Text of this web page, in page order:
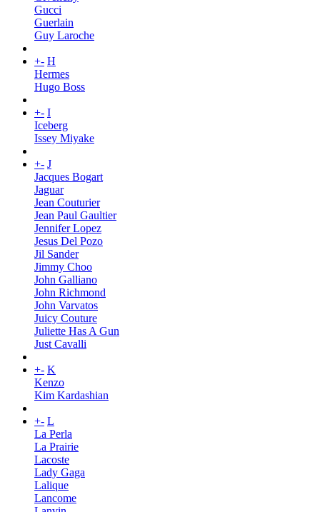
Gucci
Guerlain
Guy Laroche
+- H
Hermes
Hugo Boss
+- I
Iceberg
Issey Miyake
+- J
Jacques Bogart
Jaguar
Jean Couturier
Jean Paul Gaultier
Jennifer Lopez
Jesus Del Pozo
Jil Sander
Jimmy Choo
John Galliano
John Richmond
John Varvatos
Juicy Couture
Juliette Has A Gun
Just Cavalli
+- K
Kenzo
Kim Kardashian
+- L
La Perla
La Prairie
Lacoste
Lady Gaga
Lalique
Lancome